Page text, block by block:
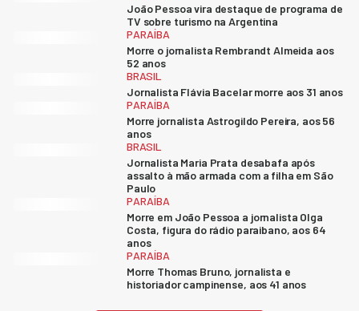
João Pessoa vira destaque de programa de
TV sobre turismo na Argentina
PARAÍBA
Morre o jornalista Rembrandt Almeida aos
52 anos
BRASIL
Jornalista Flávia Bacelar morre aos 31 anos
PARAÍBA
Morre jornalista Astrogildo Pereira, aos 56
anos
BRASIL
Jornalista Maria Prata desabafa após
assalto à mão armada com a filha em São
Paulo
PARAÍBA
Morre em João Pessoa a jornalista Olga
Costa, figura do rádio paraibano, aos 64
anos
PARAÍBA
Morre Thomas Bruno, jornalista e
historiador campinense, aos 41 anos